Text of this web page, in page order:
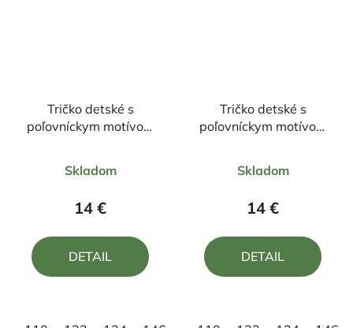
Tričko detské s
poľovníckym motívom
hodnotenie
produktu
5,0
z
Skladom
14 €
DETAIL
Tričko detské s
poľovníckym motívom
hodnotenie
produktu
5,0
z
Skladom
14 €
DETAIL